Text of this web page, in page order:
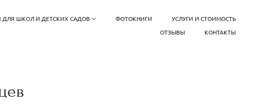
ШКОЛ И ДЕТСКИХ САДОВ ФОТОКНИГИ
УСЛУГИ И СТОИМОСТЬ
ОТЗЫВЫ
КОНТАКТЫ